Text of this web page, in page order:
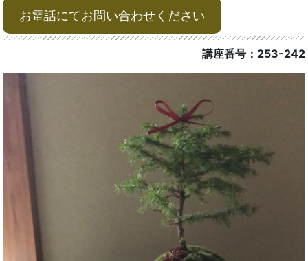
お電話にてお問い合わせください
講座番号：253-242